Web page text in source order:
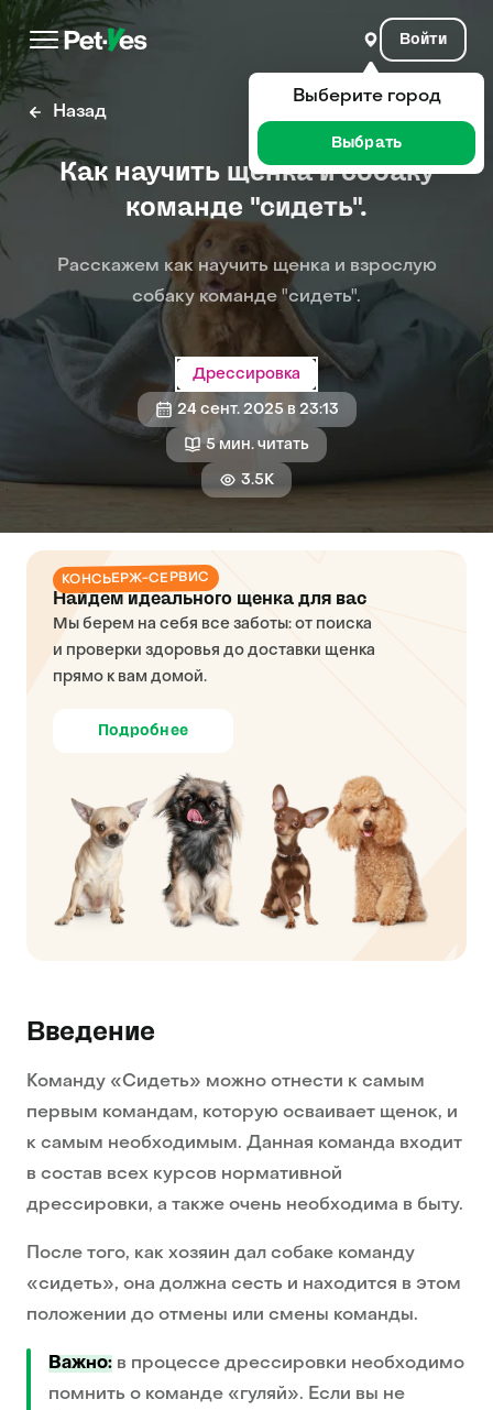
Войти
Назад
Как научить щенка и собаку
команде "сидеть".
Расскажем как научить щенка и взрослую
собаку команде "сидеть".
Дрессировка
24 сент. 2025 в 23:13
5 мин. читать
3.5K
КОНСЬЕРЖ-СЕРВИС
Найдем идеального щенка для вас
Мы берем на себя все заботы: от поиска
и проверки здоровья до доставки щенка
прямо к вам домой.
Подробнее
Введение
Команду «Сидеть» можно отнести к самым
первым командам, которую осваивает щенок, и
к самым необходимым. Данная команда входит
в состав всех курсов нормативной
дрессировки, а также очень необходима в быту.
После того, как хозяин дал собаке команду
«сидеть», она должна сесть и находится в этом
положении до отмены или смены команды.
Важно: в процессе дрессировки необходимо
помнить о команде «гуляй». Если вы не
Выберите город
Выбрать